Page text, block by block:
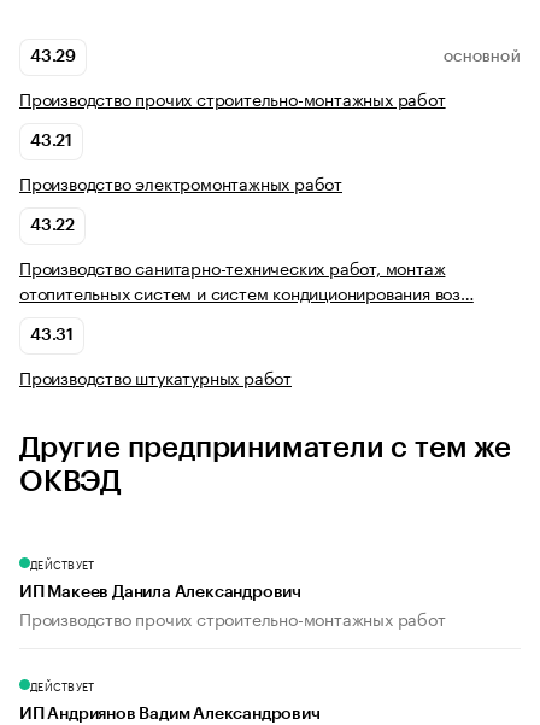
43.29 ОСНОВНОЙ
Производство прочих строительно-монтажных работ
43.21
Производство электромонтажных работ
43.22
Производство санитарно-технических работ, монтаж
отопительных систем и систем кондиционирования воз…
43.31
Производство штукатурных работ
Другие предприниматели с тем же
ОКВЭД
ДЕЙСТВУЕТ
ИП Макеев Данила Александрович
Производство прочих строительно-монтажных работ
ДЕЙСТВУЕТ
ИП Андриянов Вадим Александрович